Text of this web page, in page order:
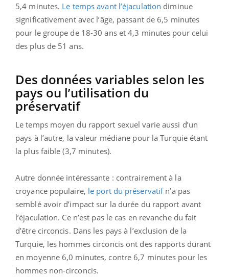
5,4 minutes. Le temps avant l’éjaculation diminue
significativement avec l’âge, passant de 6,5 minutes
pour le groupe de 18-30 ans et 4,3 minutes pour celui
des plus de 51 ans.
Des données variables selon les
pays ou l’utilisation du
préservatif
Le temps moyen du rapport sexuel varie aussi d’un
pays à l’autre, la valeur médiane pour la Turquie étant
la plus faible (3,7 minutes).
Autre donnée intéressante : contrairement à la
croyance populaire, le port du préservatifn’a pas
semblé avoir d’impact sur la durée du rapport avant
l’éjaculation. Ce n’est pas le cas en revanche du fait
d’être circoncis. Dans les pays à l’exclusion de la
Turquie, les hommes circoncis ont des rapports durant
en moyenne 6,0 minutes, contre 6,7 minutes pour les
hommes non-circoncis.